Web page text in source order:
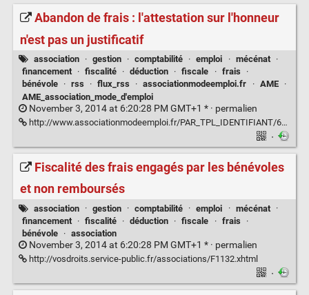
Abandon de frais : l'attestation sur l'honneur
n'est pas un justificatif
association · gestion · comptabilité · emploi · mécénat
·
financement
· fiscalité · déduction · fiscale · frais
·
bénévole
· rss · flux_rss · associationmodeemploi.fr · AME
·
AME_association_mode_d'emploi
November 3, 2014 at 6:20:28 PM GMT+1 * · permalien
http://www.associationmodeemploi.fr/PAR_TPL_IDENTIFIANT/68905/TPL_CODE/TPL_ACTURES_FICHE/PROV/RSSRESEAU_SIT_V2AME/PAG_TITLE/Abandon+de+frais+%3A+l%27attestation+sur+l%27honneur+n%27est+pas+un+justificatif/2464-a-la-une.htm
·
Fiscalité des frais engagés par les bénévoles
et non remboursés
association · gestion · comptabilité · emploi · mécénat
·
financement
· fiscalité · déduction · fiscale · frais
·
bénévole
· association
November 3, 2014 at 6:20:28 PM GMT+1 * · permalien
http://vosdroits.service-public.fr/associations/F1132.xhtml
·